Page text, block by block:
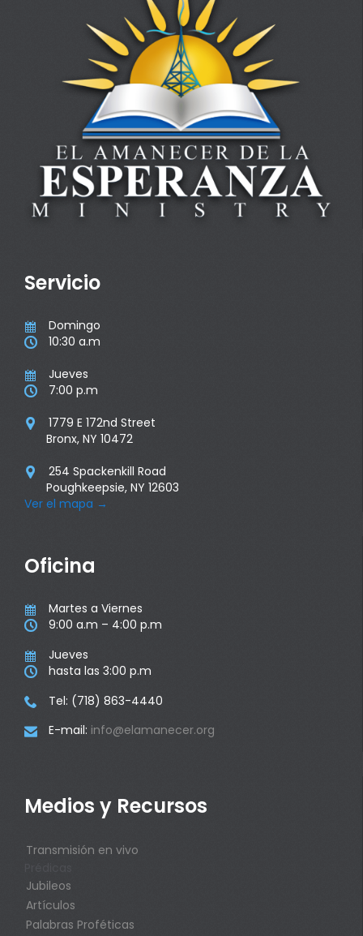
Servicio
 Domingo
 10:30 a.m
 Jueves
 7:00 p.m

1779 E 172nd Street
Bronx, NY 10472

254 Spackenkill Road
Poughkeepsie, NY 12603
Ver el mapa →
Oficina
 Martes a Viernes
 9:00 a.m – 4:00 p.m
 Jueves
 hasta las 3:00 p.m
 Tel: (718) 863-4440
 E-mail: info@elamanecer.org
Medios y Recursos
Transmisión en vivo
Jubileos
Artículos
Palabras Proféticas